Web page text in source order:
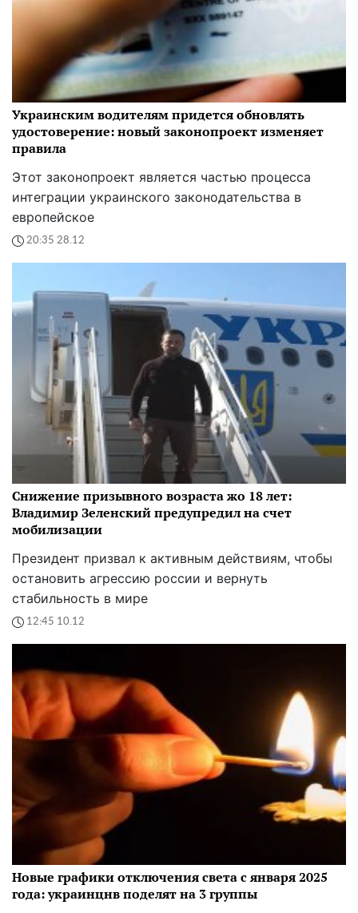
Украинским водителям придется обновлять
удостоверение: новый законопроект изменяет
правила
Этот законопроект является частью процесса
интеграции украинского законодательства в
европейское
20:35 28.12
Снижение призывного возраста жо 18 лет:
Владимир Зеленский предупредил на счет
мобилизации
Президент призвал к активным действиям, чтобы
остановить агрессию россии и вернуть
стабильность в мире
12:45 10.12
Новые графики отключения света с января 2025
года: украинцнв поделят на 3 группы